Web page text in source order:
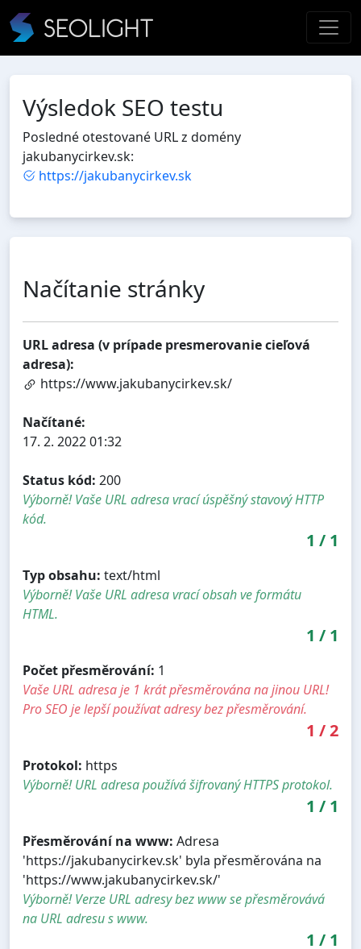
Výsledok SEO testu
Posledné otestované URL z domény
jakubanycirkev.sk:
https://jakubanycirkev.sk
Načítanie stránky
URL adresa (v prípade presmerovanie cieľová
adresa):
https://www.jakubanycirkev.sk/
Načítané:
17. 2. 2022 01:32
Status kód: 200
Výborně! Vaše URL adresa vrací úspěšný stavový HTTP
kód.
1 / 1
Typ obsahu: text/html
Výborně! Vaše URL adresa vrací obsah ve formátu
HTML.
1 / 1
Počet přesměrování: 1
Vaše URL adresa je 1 krát přesměrována na jinou URL!
Pro SEO je lepší používat adresy bez přesměrování.
1 /2
Protokol: https
Výborně! URL adresa používá šifrovaný HTTPS protokol.
1 / 1
Přesměrování na www: Adresa
'https://jakubanycirkev.sk' byla přesměrována na
'https://www.jakubanycirkev.sk/'
Výborně! Verze URL adresy bez www se přesměrovává
na URL adresu s www.
1 / 1